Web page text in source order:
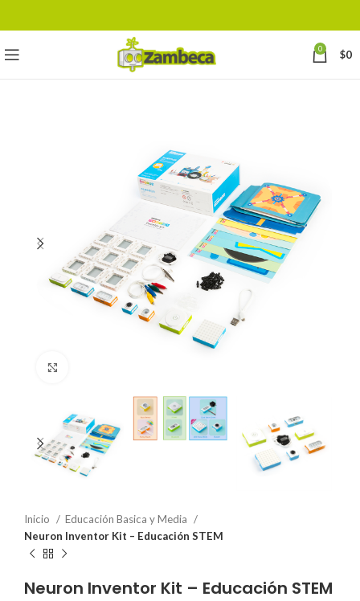
0 $0
Inicio
Educación Basica y Media
Neuron Inventor Kit – Educación STEM
Neuron Inventor Kit – Educación STEM